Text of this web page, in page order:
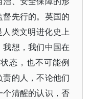
先行的。英国的
类文明进化史上
想，我们中国在
态，也不可能例
的人，不论他们
清醒的认识，否